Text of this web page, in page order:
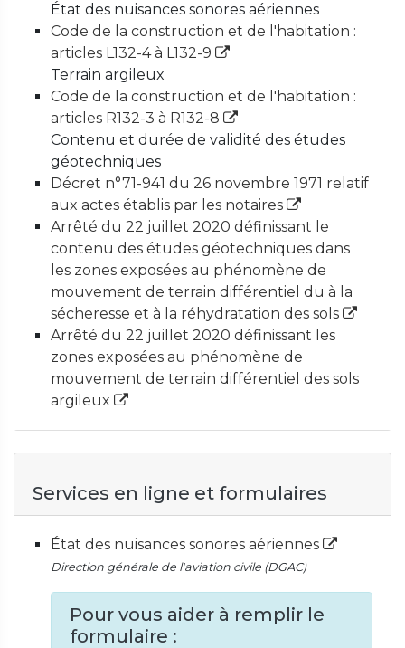
État des nuisances sonores aériennes
Code de la construction et de l'habitation :
articles L132-4 à L132-9
Terrain argileux
Code de la construction et de l'habitation :
articles R132-3 à R132-8
Contenu et durée de validité des études
géotechniques
Décret n°71-941 du 26 novembre 1971 relatif
aux actes établis par les notaires
Arrêté du 22 juillet 2020 définissant le
contenu des études géotechniques dans
les zones exposées au phénomène de
mouvement de terrain différentiel du à la
sécheresse et à la réhydratation des sols
Arrêté du 22 juillet 2020 définissant les
zones exposées au phénomène de
mouvement de terrain différentiel des sols
argileux
Services en ligne et formulaires
État des nuisances sonores aériennes
Direction générale de l'aviation civile (DGAC)
Pour vous aider à remplir le
formulaire :